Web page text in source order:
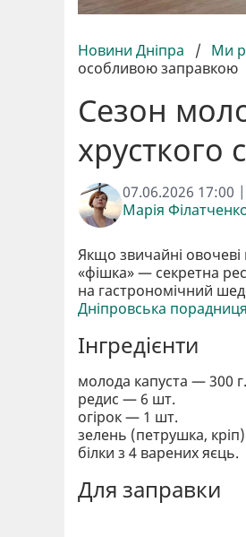
Новини Дніпра / Ми
особливою заправкою
Сезон
хрусткого
07.06.2026 17:00 |
Марія
Якщо звичайні
«фішка» — секретна
на гастрономічний
Дніпровська порадниця
Інгредієнти
молода капуста — 300 г.
редис — 6 шт.
огірок — 1 шт.
зелень (петрушка,
білки з 4 варених яєць.
Для заправки